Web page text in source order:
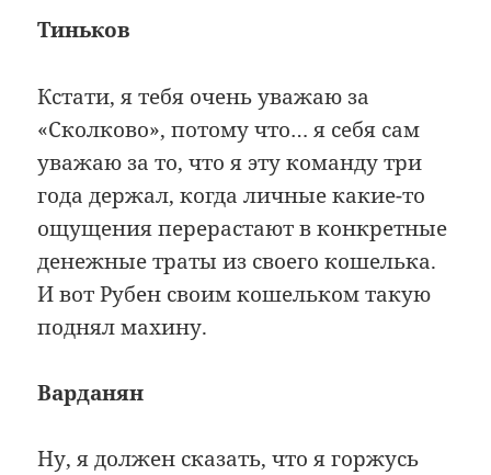
Тиньков
Кстати, я тебя очень уважаю за
«Сколково», потому что… я себя сам
уважаю за то, что я эту команду три
года держал, когда личные какие-то
ощущения перерастают в конкретные
денежные траты из своего кошелька.
И вот Рубен своим кошельком такую
поднял махину.
Варданян
Ну, я должен сказать, что я горжусь